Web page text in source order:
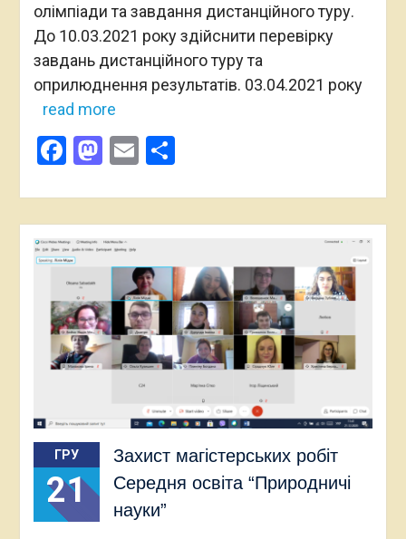
олімпіади та завдання дистанційного туру.
До 10.03.2021 року здійснити перевірку
завдань дистанційного туру та
оприлюднення результатів. 03.04.2021 року
read more
Facebook
Mastodon
EmailПоділитися
ГРУ
21
Захист магістерських робіт
Середня освіта “Природничі
науки”